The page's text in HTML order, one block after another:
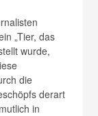
„Tier, das
wurde,
die
derart
in